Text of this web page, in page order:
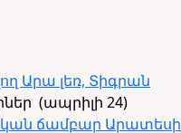
Արա լեռ, Տիգրան
(ապրիլի 24)
ճամբար Արատեսի